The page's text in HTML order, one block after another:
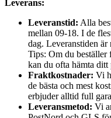
Leverans:
Leveranstid: Alla
mellan 09-18. I de
dag. Leveranstiden
Tips: Om du
kan du ofta hämta ditt
Fraktkostnader: Vi
de bästa och mest
erbjuder alltid full
Leveransmetod: Vi